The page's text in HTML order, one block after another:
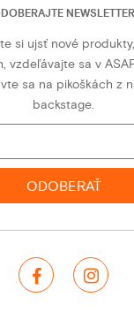
NEWSLETTER
si ujsť nové
vzdeľávajte sa v
sa na pikoškách z
backstage.
ODOBERAŤ